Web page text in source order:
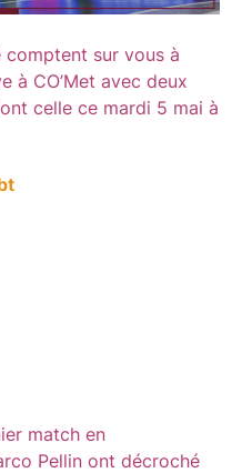
comptent sur vous à
à CO’Met avec deux
celle ce mardi 5 mai à
match en
Pellin ont décroché